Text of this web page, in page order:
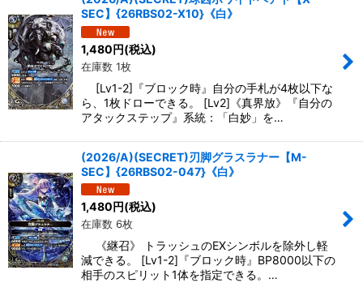
SEC】{26RBS02-X10}《白》
1,480円(税込)
在庫数 1枚
[Lv1-2]『ブロック時』自分の手札が4枚以下な
ら、1枚ドローできる。 [Lv2]《真界放》『自分の
アタックステップ』系統：「白妙」を…
(2026/A)(SECRET)刃脚グラスラナー【M-
SEC】{26RBS02-047}《白》
1,480円(税込)
在庫数 6枚
《継召》 トラッシュのEXシンボルを除外し軽
減できる。 [Lv1-2]『ブロック時』BP8000以下の
相手のスピリット1体を指定できる。…